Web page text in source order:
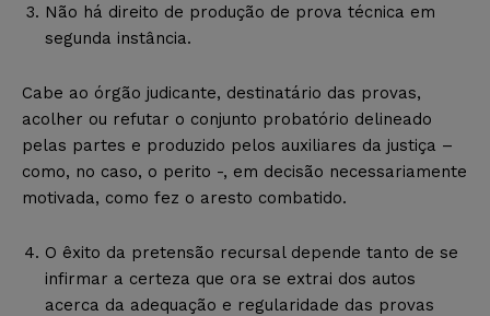
Não há direito de produção de prova técnica em
segunda instância.
Cabe ao órgão judicante, destinatário das provas,
acolher ou refutar o conjunto probatório delineado
pelas partes e produzido pelos auxiliares da justiça –
como, no caso, o perito -, em decisão necessariamente
motivada, como fez o aresto combatido.
O êxito da pretensão recursal depende tanto de se
infirmar a certeza que ora se extrai dos autos
acerca da adequação e regularidade das provas